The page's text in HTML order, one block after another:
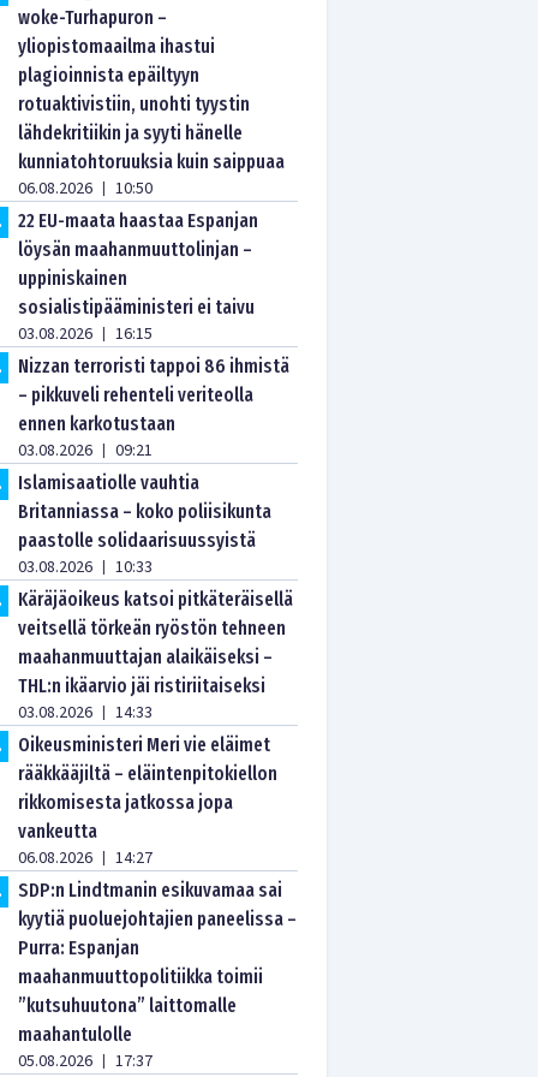
woke-Turhapuron –
yliopistomaailma ihastui
plagioinnista epäiltyyn
rotuaktivistiin, unohti tyystin
lähdekritiikin ja syyti hänelle
kunniatohtoruuksia kuin saippuaa
06.08.2026 | 10:50
.
22 EU-maata haastaa Espanjan
löysän maahanmuuttolinjan –
uppiniskainen
sosialistipääministeri ei taivu
03.08.2026 | 16:15
Nizzan terroristi tappoi 86 ihmistä
– pikkuveli rehenteli veriteolla
ennen karkotustaan
03.08.2026 | 09:21
Islamisaatiolle vauhtia
Britanniassa – koko poliisikunta
paastolle solidaarisuussyistä
03.08.2026 | 10:33
Käräjäoikeus katsoi pitkäteräisellä
veitsellä törkeän ryöstön tehneen
maahanmuuttajan alaikäiseksi –
THL:n ikäarvio jäi ristiriitaiseksi
03.08.2026 | 14:33
Oikeusministeri Meri vie eläimet
rääkkääjiltä – eläintenpitokiellon
rikkomisesta jatkossa jopa
vankeutta
06.08.2026 | 14:27
SDP:n Lindtmanin esikuvamaa sai
kyytiä puoluejohtajien paneelissa –
Purra: Espanjan
maahanmuuttopolitiikka toimii
”kutsuhuutona” laittomalle
maahantulolle
05.08.2026 | 17:37